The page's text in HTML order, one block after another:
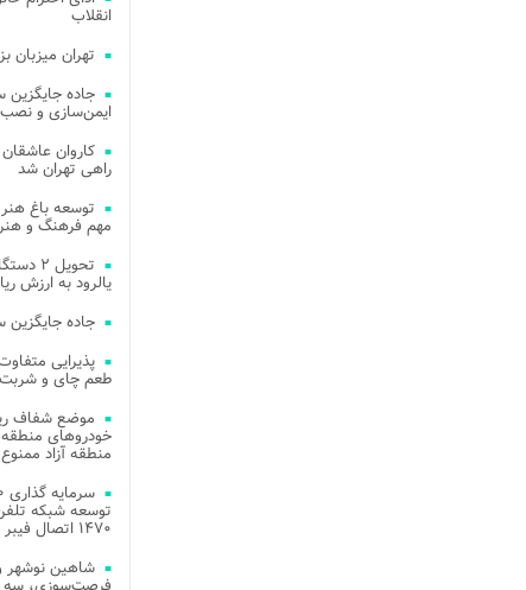
انقلاب
تهران میزبان
جاده
ایمن‌سازی و نصب
راهی تهران شد
مهم فرهنگ و
یالرود به ارزش ریالی ۲۵
جاده جایگزین
طعم چای و شربت
موضع شفاف
خودروهای منطقه
منطقه آزاد ممنوع
توسعه شبکه
۱۴۷۰ اتصال فیبر نوری در شهر آمل
شاهین نوشهر